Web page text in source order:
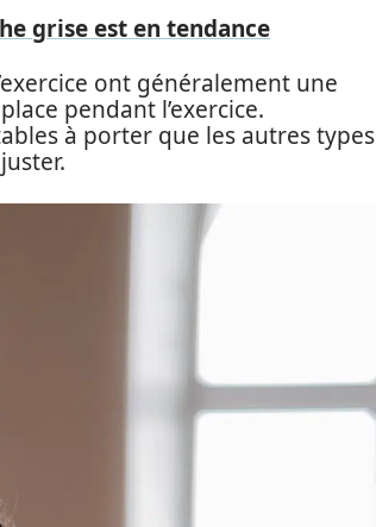
grise est en tendance
ont généralement une
pendant l’exercice.
à porter que les autres types